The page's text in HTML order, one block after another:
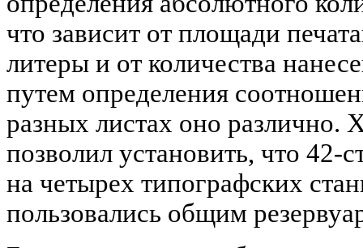
что зависит от площади
литеры и от количества
путем определения
разных листах оно различно.
позволил установить, что 42-
на четырех типографских
пользовались общим